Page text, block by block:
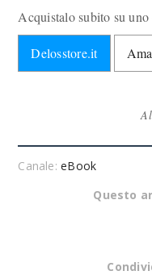
Acquistalo subito su
Delosstore.it
Canale:eBook
Questo